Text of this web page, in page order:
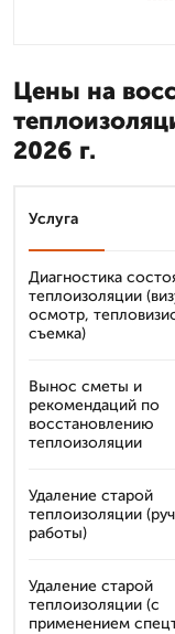
Цены на
2026 г.
Услуга
Диагностика
теплоизоляции
осмотр,
съемка)
Вынос сметы и
рекомендаций по
восстановлению
теплоизоляции
Удаление старой
теплоизоляции
работы)
Удаление старой
теплоизоляции (с
применением